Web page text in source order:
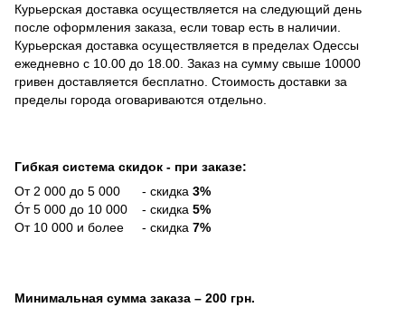
Курьерская доставка осуществляется на следующий день
после оформления заказа, если товар есть в наличии.
Курьерская доставка осуществляется в пределах Одессы
ежедневно с 10.00 до 18.00. Заказ на сумму свыше 10000
гривен доставляется бесплатно. Стоимость доставки за
пределы города оговариваются отдельно.
Гибкая система скидок - при заказе:
От 2 000 до 5 000 - скидка 3%
О́т 5 000 до 10 000 - скидка 5%
От 10 000 и более - скидка 7%
Минимальная сумма заказа – 200 грн.